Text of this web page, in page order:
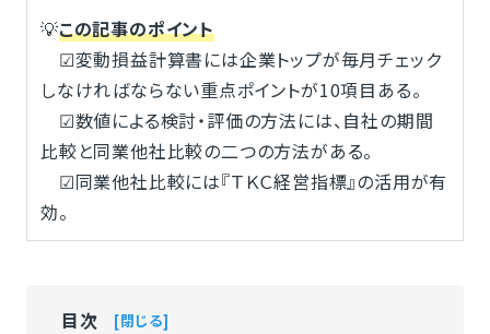
💡この記事のポイント
☑変動損益計算書には企業トップが毎月チェック
しなければならない重点ポイントが10項目ある。
☑数値による検討・評価の方法には、自社の期間
比較と同業他社比較の二つの方法がある。
☑同業他社比較には『ＴＫＣ経営指標』の活用が有
効。
目次 閉じる